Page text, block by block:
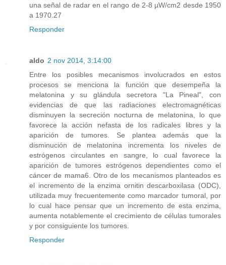
una señal de radar en el rango de 2-8 µW/cm2 desde 1950
a 1970.27
Responder
aldo 2 nov 2014, 3:14:00
Entre los posibles mecanismos involucrados en estos
procesos se menciona la función que desempeña la
melatonina y su glándula secretora "La Pineal", con
evidencias de que las radiaciones electromagnéticas
disminuyen la secreción nocturna de melatonina, lo que
favorece la acción nefasta de los radicales libres y la
aparición de tumores. Se plantea además que la
disminución de melatonina incrementa los niveles de
estrógenos circulantes en sangre, lo cual favorece la
aparición de tumores estrógenos dependientes como el
cáncer de mama6. Otro de los mecanismos planteados es
el incremento de la enzima ornitin descarboxilasa (ODC),
utilizada muy frecuentemente como marcador tumoral, por
lo cual hace pensar que un incremento de esta enzima,
aumenta notablemente el crecimiento de células tumorales
y por consiguiente los tumores.
Responder